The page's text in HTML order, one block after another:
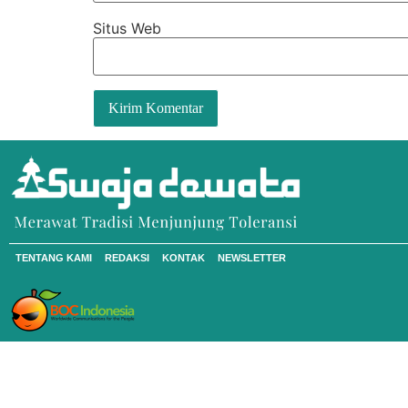
Situs Web
TENTANG KAMI REDAKSI KONTAK NEWSLETTER